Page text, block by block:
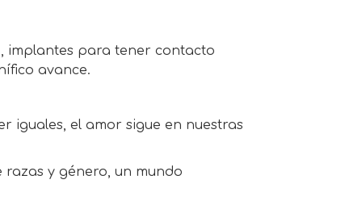
implantes para tener contacto
avance.
iguales, el amor sigue en nuestras
y género, un mundo